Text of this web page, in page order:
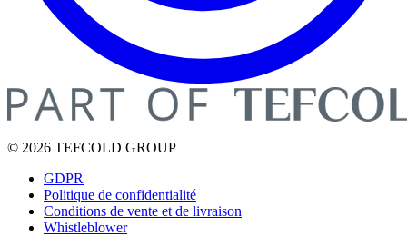
© 2026 TEFCOLD GROUP
GDPR
Politique de confidentialité
Conditions de vente et de livraison
Whistleblower